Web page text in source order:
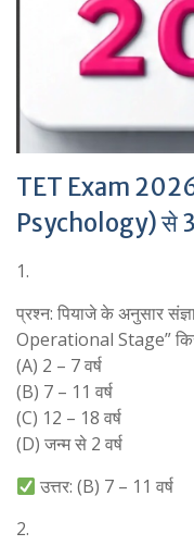
TET Exam 2026
Psychology) से
1.
प्रश्न: पियाजे के अनुसार
Operational Stage”
(A) 2 – 7 वर्ष
(B) 7 – 11 वर्ष
(C) 12 – 18 वर्ष
(D) जन्म से 2 वर्ष
उत्तर: (B) 7 – 11 वर्ष
2.